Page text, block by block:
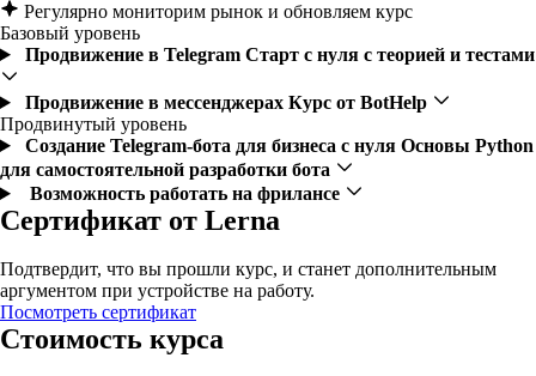
Регулярно мониторим рынок и обновляем курс
Базовый уровень
Продвижение в Telegram Старт с нуля с теорией и тестами
Продвижение в мессенджерах Курс от BotHelp
Продвинутый уровень
Создание Telegram-бота для бизнеса с нуля Основы Python
для самостоятельной разработки бота
Возможность работать на фрилансе
Сертификат от Lerna
Подтвердит, что вы прошли курс, и станет дополнительным
аргументом при устройстве на работу.
Посмотреть сертификат
Стоимость курса